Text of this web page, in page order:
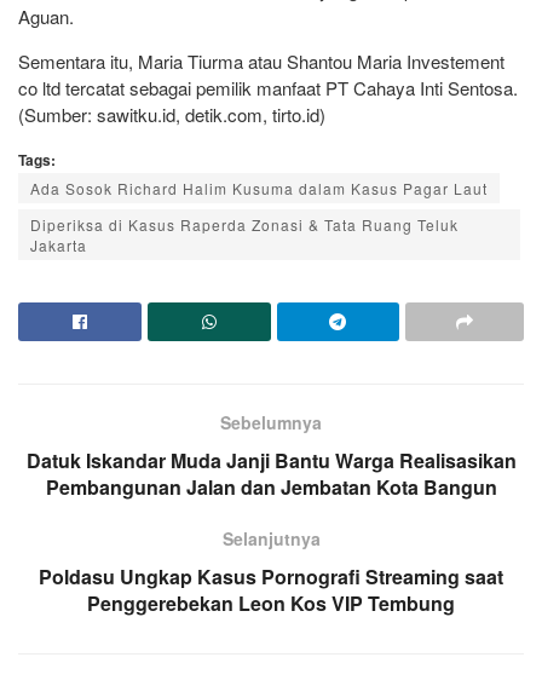
Aguan.
Sementara itu, Maria Tiurma atau Shantou Maria Investement
co ltd tercatat sebagai pemilik manfaat PT Cahaya Inti Sentosa.
(Sumber: sawitku.id, detik.com, tirto.id)
Tags:
Ada Sosok Richard Halim Kusuma dalam Kasus Pagar Laut
Diperiksa di Kasus Raperda Zonasi & Tata Ruang Teluk
Jakarta
Sebelumnya
Datuk Iskandar Muda Janji Bantu Warga Realisasikan
Pembangunan Jalan dan Jembatan Kota Bangun
Selanjutnya
Poldasu Ungkap Kasus Pornografi Streaming saat
Penggerebekan Leon Kos VIP Tembung